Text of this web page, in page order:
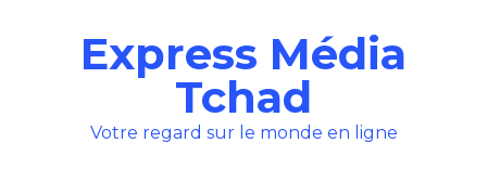
Express Média
Tchad
Votre regard sur le monde en ligne